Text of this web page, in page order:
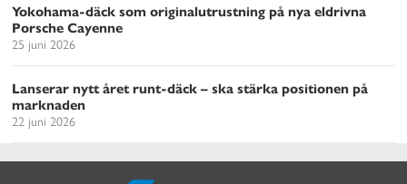
Yokohama-däck som originalutrustning på nya eldrivna
Porsche Cayenne
25 juni 2026
Lanserar nytt året runt-däck – ska stärka positionen på
marknaden
22 juni 2026